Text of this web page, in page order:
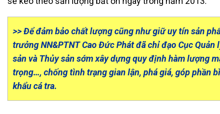
>> Để đảm bảo chất lượng cũng như giữ uy tín sản
trưởng NN&PTNT Cao Đức Phát đã chỉ đạo Cục
sản và Thủy sản sớm xây dựng quy định hàm lượng
trọng…, chống tình trạng gian lận, phá giá, góp phần
khẩu cá tra.